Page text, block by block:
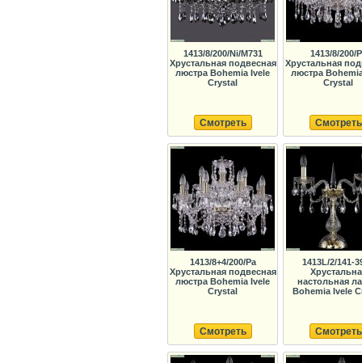
1413/8/200/Ni/M731
Хрустальная подвесная
люстра Bohemia Ivele
Crystal
Смотреть
1413/8/200/
Хрустальная
люстра
Crystal
Смотреть
1413/8+4/200/Pa
Хрустальная подвесная
люстра Bohemia Ivele
Crystal
Смотреть
1413L/2/141-
настольная
Bohemia Ivele
Смотреть